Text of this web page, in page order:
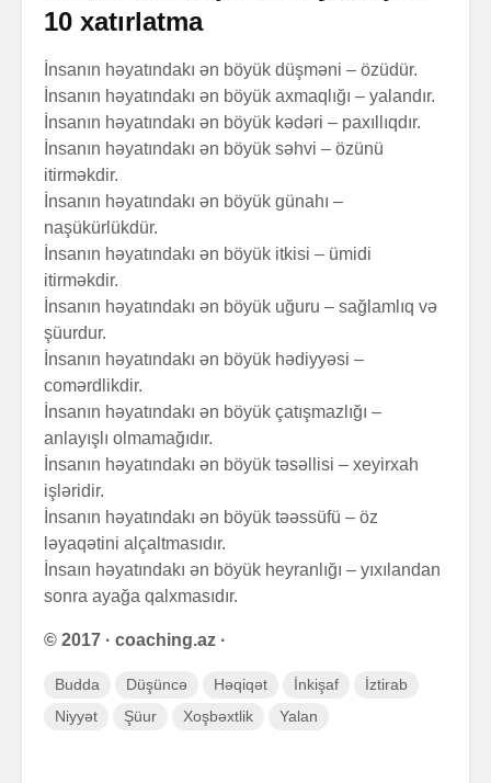
10 xatırlatma
İnsanın həyatındakı ən böyük düşməni – özüdür.
İnsanın həyatındakı ən böyük axmaqlığı – yalandır.
İnsanın həyatındakı ən böyük kədəri – paxıllıqdır.
İnsanın həyatındakı ən böyük səhvi – özünü
itirməkdir.
İnsanın həyatındakı ən böyük günahı –
naşükürlükdür.
İnsanın həyatındakı ən böyük itkisi – ümidi
itirməkdir.
İnsanın həyatındakı ən böyük uğuru – sağlamlıq və
şüurdur.
İnsanın həyatındakı ən böyük hədiyyəsi –
comərdlikdir.
İnsanın həyatındakı ən böyük çatışmazlığı –
anlayışlı olmamağıdır.
İnsanın həyatındakı ən böyük təsəllisi – xeyirxah
işləridir.
İnsanın həyatındakı ən böyük təəssüfü – öz
ləyaqətini alçaltmasıdır.
İnsaın həyatındakı ən böyük heyranlığı – yıxılandan
sonra ayağa qalxmasıdır.
© 2017 · coaching.az ·
Budda Düşüncə Həqiqət İnkişaf
İztirab
Niyyət
Şüur Xoşbəxtlik Yalan